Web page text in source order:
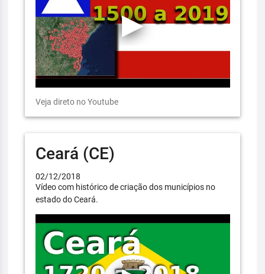
Veja direto no Youtube
Ceará (CE)
02/12/2018
Vídeo com histórico de criação dos municípios no
estado do Ceará.